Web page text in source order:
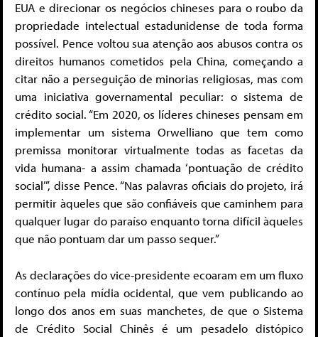
EUA e direcionar os negócios chineses para o roubo da
propriedade intelectual estadunidense de toda forma
possível. Pence voltou sua atenção aos abusos contra os
direitos humanos cometidos pela China, começando a
citar não a perseguição de minorias religiosas, mas com
uma iniciativa governamental peculiar: o sistema de
crédito social. “Em 2020, os líderes chineses pensam em
implementar um sistema Orwelliano que tem como
premissa monitorar virtualmente todas as facetas da
vida humana- a assim chamada ‘pontuação de crédito
social’”, disse Pence. “Nas palavras oficiais do projeto, irá
permitir àqueles que são confiáveis que caminhem para
qualquer lugar do paraíso enquanto torna difícil àqueles
que não pontuam dar um passo sequer.”
As declarações do vice-presidente ecoaram em um fluxo
contínuo pela mídia ocidental, que vem publicando ao
longo dos anos em suas manchetes, de que o Sistema
de Crédito Social Chinês é um pesadelo distópico